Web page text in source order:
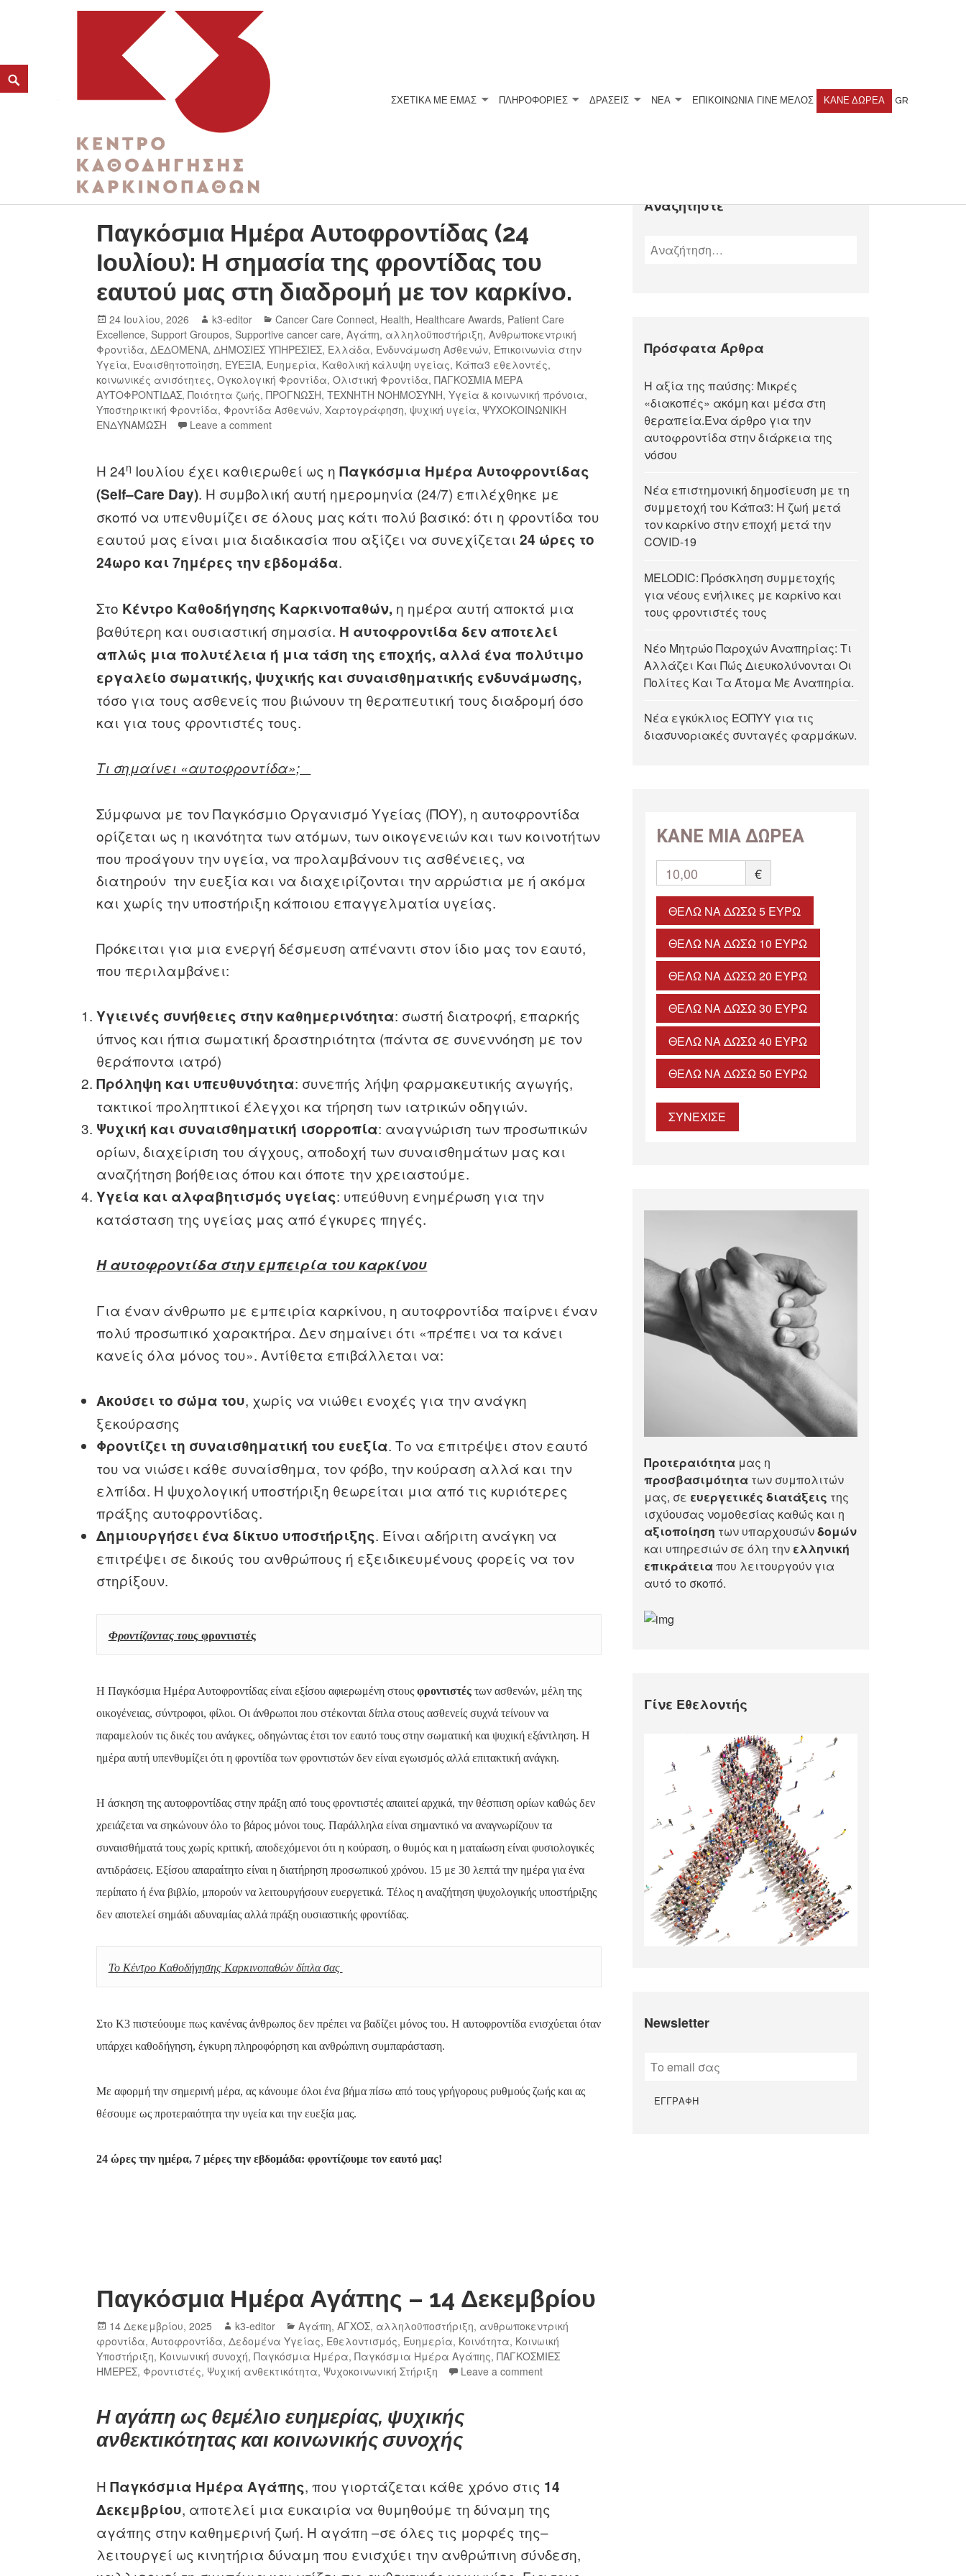
K3
ΚΕΝΤΡΟ ΚΑΘΟΔΗΓΗΣΗΣ ΚΑΡΚΙΝΟΠΑΘΩΝ
ΣΧΕΤΙΚΆ ΜΕ ΕΜΆΣ ΠΛΗΡΟΦΟΡΙΕΣ ΔΡΑΣΕΙΣ ΝΕΑ ΕΠΙΚΟΙΝΩΝΙΑ ΓΊΝΕ ΜΈΛΟΣ ΚΆΝΕ ΔΩΡΕΆ GR
ΚΑΤΗΓΟΡΊΑ:
Παγκόσμια Ημέρα Αυτοφροντίδας (24
Ιουλίου): Η σημασία της φροντίδας του
εαυτού μας στη διαδρομή με τον καρκίνο.
24 Ιουλίου, 2026 k3-editor Cancer Care Connect, Health, Healthcare Awards, Patient Care
Excellence,Support Groupos,Supportive cancer care,Αγάπη, αλληλοϋποστήριξη,Ανθρωποκεντρική
Φροντίδα,ΔΕΔΟΜΕΝΑ,ΔΗΜΟΣΙΕΣ ΥΠΗΡΕΣΙΕΣ, Ελλάδα, Ενδυνάμωση Ασθενών, Επικοινωνία στην
Υγεία, Ευαισθητοποίηση, ΕΥΕΞΙΑ, Ευημερία, Καθολική κάλυψη υγείας, Κάπα3 εθελοντές,
κοινωνικές ανισότητες,Ογκολογική Φροντίδα,Ολιστική Φροντίδα,ΠΑΓΚΟΣΜΙΑ ΜΕΡΑ
ΑΥΤΟΦΡΟΝΤΙΔΑΣ,Ποιότητα ζωής,ΠΡΟΓΝΩΣΗ,ΤΕΧΝΗΤΗ ΝΟΗΜΟΣΥΝΗ,Υγεία & κοινωνική πρόνοια,
Υποστηρικτική Φροντίδα, Φροντίδα Ασθενών,Χαρτογράφηση, ψυχική υγεία, ΨΥΧΟΚΟΙΝΩΝΙΚΗ
ΕΝΔΥΝΑΜΩΣΗ
Leave a comment
Η 24η Ιουλίου έχει καθιερωθεί ως ηΠαγκόσμια Ημέρα Αυτοφροντίδας
(Self–Care Day). Η συμβολική αυτή ημερομηνία (24/7) επιλέχθηκε με
σκοπό να υπενθυμίζει σε όλους μας κάτι πολύ βασικό: ότι η φροντίδα του
εαυτού μας είναι μια διαδικασία που αξίζει να συνεχίζεται24 ώρες το
24ωρο και 7ημέρες την εβδομάδα.
Στο Κέντρο Καθοδήγησης Καρκινοπαθών, η ημέρα αυτή αποκτά μια
βαθύτερη και ουσιαστική σημασία. Η αυτοφροντίδα δεν αποτελεί
απλώς μια πολυτέλεια ή μια τάση της εποχής, αλλά ένα πολύτιμο
εργαλείο σωματικής, ψυχικής και συναισθηματικής ενδυνάμωσης,
τόσο για τους ασθενείς που βιώνουν τη θεραπευτική τους διαδρομή όσο
και για τους φροντιστές τους.
Τι σημαίνει «αυτοφροντίδα»;
Σύμφωνα με τον Παγκόσμιο Οργανισμό Υγείας (ΠΟΥ), η αυτοφροντίδα
ορίζεται ως η ικανότητα των ατόμων, των οικογενειών και των κοινοτήτων
που προάγουν την υγεία, να προλαμβάνουν τις ασθένειες, να
διατηρούν την ευεξία και να διαχειρίζονται την αρρώστια με ή ακόμα
και χωρίς την υποστήριξη κάποιου επαγγελματία υγείας.
Πρόκειται για μια ενεργή δέσμευση απέναντι στον ίδιο μας τον εαυτό,
που περιλαμβάνει:
Υγιεινές συνήθειες στην καθημερινότητα: σωστή διατροφή, επαρκής
ύπνος και ήπια σωματική δραστηριότητα (πάντα σε συνεννόηση με τον
θεράποντα ιατρό)
Πρόληψη και υπευθυνότητα: συνεπής λήψη φαρμακευτικής αγωγής,
τακτικοί προληπτικοί έλεγχοι κα τήρηση των ιατρικών οδηγιών.
Ψυχική και συναισθηματική ισορροπία: αναγνώριση των προσωπικών
ορίων, διαχείριση του άγχους, αποδοχή των συναισθημάτων μας και
αναζήτηση βοήθειας όπου και όποτε την χρειαστούμε.
Υγεία και αλφαβητισμός υγείας: υπεύθυνη ενημέρωση για την
κατάσταση της υγείας μας από έγκυρες πηγές.
Η αυτοφροντίδα στην εμπειρία του καρκίνου
Για έναν άνθρωπο με εμπειρία καρκίνου, η αυτοφροντίδα παίρνει έναν
πολύ προσωπικό χαρακτήρα. Δεν σημαίνει ότι «πρέπει να τα κάνει
κανείς όλα μόνος του». Αντίθετα επιβάλλεται να:
Ακούσει το σώμα του, χωρίς να νιώθει ενοχές για την ανάγκη
ξεκούρασης
Φροντίζει τη συναισθηματική του ευεξία. Το να επιτρέψει στον εαυτό
του να νιώσει κάθε συναίσθημα, τον φόβο, την κούραση αλλά και την
ελπίδα. Η ψυχολογική υποστήριξη θεωρείται μια από τις κυριότερες
πράξης αυτοφροντίδας.
Δημιουργήσει ένα δίκτυο υποστήριξης. Είναι αδήριτη ανάγκη να
επιτρέψει σε δικούς του ανθρώπους ή εξειδικευμένους φορείς να τον
στηρίξουν.
Φροντίζοντας τους φροντιστές
Η Παγκόσμια Ημέρα Αυτοφροντίδας είναι εξίσου αφιερωμένη στουςφροντιστές των ασθενών, μέλη της
οικογένειας, σύντροφοι, φίλοι. Οι άνθρωποι που στέκονται δίπλα στους ασθενείς συχνά τείνουν να
παραμελούν τις δικές του ανάγκες, οδηγώντας έτσι τον εαυτό τους στην σωματική και ψυχική εξάντληση. Η
ημέρα αυτή υπενθυμίζει ότι η φροντίδα των φροντιστών δεν είναι εγωισμός αλλά επιτακτική ανάγκη.
Η άσκηση της αυτοφροντίδας στην πράξη από τους φροντιστές απαιτεί αρχικά, την θέσπιση ορίων καθώς δεν
χρειάζεται να σηκώνουν όλο το βάρος μόνοι τους. Παράλληλα είναι σημαντικό να αναγνωρίζουν τα
συναισθήματά τους χωρίς κριτική, αποδεχόμενοι ότι η κούραση, ο θυμός και η ματαίωση είναι φυσιολογικές
αντιδράσεις. Εξίσου απαραίτητο είναι η διατήρηση προσωπικού χρόνου. 15 με 30 λεπτά την ημέρα για ένα
περίπατο ή ένα βιβλίο, μπορούν να λειτουργήσουν ευεργετικά. Τέλος η αναζήτηση ψυχολογικής υποστήριξης
δεν αποτελεί σημάδι αδυναμίας αλλά πράξη ουσιαστικής φροντίδας.
Το Κέντρο Καθοδήγησης Καρκινοπαθών δίπλα σας
Στο Κ3 πιστεύουμε πως κανένας άνθρωπος δεν πρέπει να βαδίζει μόνος του. Η αυτοφροντίδα ενισχύεται όταν
υπάρχει καθοδήγηση, έγκυρη πληροφόρηση και ανθρώπινη συμπαράσταση.
Με αφορμή την σημερινή μέρα, ας κάνουμε όλοι ένα βήμα πίσω από τους γρήγορους ρυθμούς ζωής και ας
θέσουμε ως προτεραιότητα την υγεία και την ευεξία μας.
24 ώρες την ημέρα, 7 μέρες την εβδομάδα: φροντίζουμε τον εαυτό μας!
Παγκόσμια Ημέρα Αγάπης – 14 Δεκεμβρίου
14 Δεκεμβρίου, 2025 k3-editor Αγάπη,ΑΓΧΟΣ, αλληλοϋποστήριξη, ανθρωποκεντρική
φροντίδα,Αυτοφροντίδα,Δεδομένα Υγείας, Εθελοντισμός, Ευημερία, Κοινότητα, Κοινωική
Υποστήριξη, Κοινωνική συνοχή,Παγκόσμια Ημέρα,Παγκόσμια Ημέρα Αγάπης,ΠΑΓΚΟΣΜΙΕΣ
ΗΜΕΡΕΣ, Φροντιστές, Ψυχική ανθεκτικότητα, Ψυχοκοινωνική Στήριξη Leave a comment
Η αγάπη ως θεμέλιο ευημερίας, ψυχικής
ανθεκτικότητας και κοινωνικής συνοχής
ΗΠαγκόσμια Ημέρα Αγάπης, που γιορτάζεται κάθε χρόνο στις 14
Δεκεμβρίου, αποτελεί μια ευκαιρία να θυμηθούμε τη δύναμη της
αγάπης στην καθημερινή ζωή. Η αγάπη –σε όλες τις μορφές της–
λειτουργεί ως κινητήρια δύναμη που ενισχύει την ανθρώπινη σύνδεση,
Αναζητήστε
Πρόσφατα Άρθρα
Η αξία της παύσης: Μικρές
«διακοπές» ακόμη και μέσα στη
θεραπεία.Ένα άρθρο για την
αυτοφροντίδα στην διάρκεια της
νόσου
Νέα επιστημονική δημοσίευση με τη
συμμετοχή του Κάπα3: Η ζωή μετά
τον καρκίνο στην εποχή μετά την
COVID-19
MELODIC: Πρόσκληση συμμετοχής
για νέους ενήλικες με καρκίνο και
τους φροντιστές τους
Νέο Μητρώο Παροχών Αναπηρίας: Τι
Αλλάζει Και Πώς Διευκολύνονται Οι
Πολίτες Και Τα Άτομα Με Αναπηρία.
Νέα εγκύκλιος ΕΟΠΥΥ για τις
διασυνοριακές συνταγές φαρμάκων.
ΚΑΝΕ ΜΙΑ ΔΩΡΕΑ
10,00 €
ΘΈΛΩ ΝΑ ΔΏΣΩ 5 ΕΥΡΏ
ΘΈΛΩ ΝΑ ΔΏΣΩ 10 ΕΥΡΏ
ΘΈΛΩ ΝΑ ΔΏΣΩ 20 ΕΥΡΏ
ΘΈΛΩ ΝΑ ΔΏΣΩ 30 ΕΥΡΏ
ΘΈΛΩ ΝΑ ΔΏΣΩ 40 ΕΥΡΏ
ΘΈΛΩ ΝΑ ΔΏΣΩ 50 ΕΥΡΏ
ΣΥΝΕΧΙΣΕ
Προτεραιότητα μας η
προσβασιμότητα των συμπολιτών
μας, σε ευεργετικές διατάξεις της
ισχύουσας νομοθεσίας καθώς και η
αξιοποίηση των υπαρχουσώνδομών
και υπηρεσιών σε όλη την ελληνική
επικράτειαπου λειτουργούν για
αυτό το σκοπό.​
Γίνε Εθελοντής
Newsletter